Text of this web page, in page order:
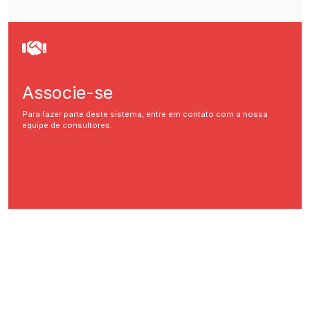
Associe-se
Para fazer parte deste sistema, entre em contato com a nossa
equipe de consultores.